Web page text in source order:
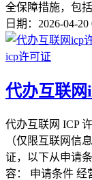
全保障措施，包
日期：2026-04-20
icp许可证
代办互联网
代办互联网 ICP
（仅限互联网信
证，以下从申请
容： 申请条件 经